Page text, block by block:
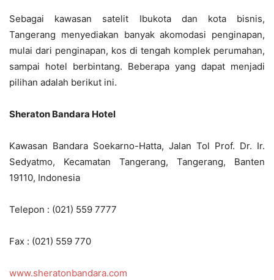
Sebagai kawasan satelit Ibukota dan kota bisnis,
Tangerang menyediakan banyak akomodasi penginapan,
mulai dari penginapan, kos di tengah komplek perumahan,
sampai hotel berbintang. Beberapa yang dapat menjadi
pilihan adalah berikut ini.
Sheraton Bandara Hotel
Kawasan Bandara Soekarno-Hatta, Jalan Tol Prof. Dr. Ir.
Sedyatmo, Kecamatan Tangerang, Tangerang, Banten
19110, Indonesia
Telepon : (021) 559 7777
Fax : (021) 559 770
www.sheratonbandara.com